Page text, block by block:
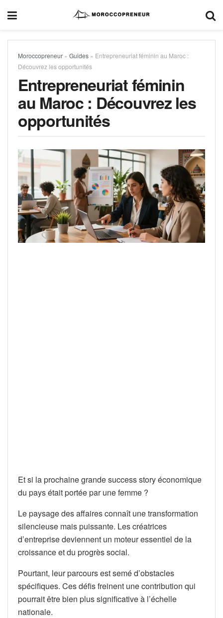
Moroccopreneur » Guides » Entrepreneuriat féminin au Maroc :
Découvrez les opportunités
Entrepreneuriat féminin
au Maroc : Découvrez les
opportunités
Et si la prochaine grande success story économique
du pays était portée par une femme ?
Le paysage des affaires connaît une transformation
silencieuse mais puissante. Les créatrices
d’entreprise deviennent un moteur essentiel de la
croissance et du progrès social.
Pourtant, leur parcours est semé d’obstacles
spécifiques. Ces défis freinent une contribution qui
pourrait être bien plus significative à l’échelle
nationale.